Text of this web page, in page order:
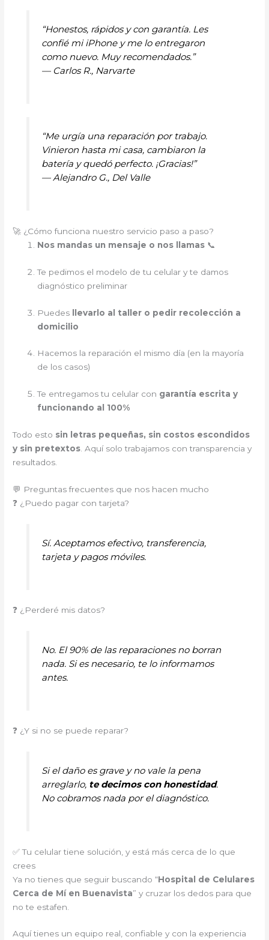
“Honestos, rápidos y con garantía. Les
confié mi iPhone y me lo entregaron
como nuevo. Muy recomendados.”
— Carlos R., Narvarte
“Me urgía una reparación por trabajo.
Vinieron hasta mi casa, cambiaron la
batería y quedó perfecto. ¡Gracias!”
—Alejandro G., Del Valle
🚀 ¿Cómo funciona nuestro servicio paso a paso?
Nos mandas un mensaje o nos llamas 📞
Te pedimos el modelo de tu celular y te damos
diagnóstico preliminar
Puedes llevarlo al taller o pedir recolección a
domicilio
Hacemos la reparación el mismo día (en la mayoría
de los casos)
Te entregamos tu celular con garantía escrita y
funcionando al 100%
Todo esto sin letras pequeñas, sin costos escondidos
y sin pretextos . Aquí solo trabajamos con transparencia y
resultados.
💬 Preguntas frecuentes que nos hacen mucho
❓ ¿Puedo pagar con tarjeta?
Sí. Aceptamos efectivo, transferencia,
tarjeta y pagos móviles.
❓ ¿Perderé mis datos?
No. El 90% de las reparaciones no borran
nada. Si es necesario, te lo informamos
antes.
❓ ¿Y si no se puede reparar?
Si el daño es grave y no vale la pena
arreglarlo, te decimos con honestidad.
No cobramos nada por el diagnóstico.
✅ Tu celular tiene solución, y está más cerca de lo que
crees
Ya no tienes que seguir buscando “Hospital de Celulares
Cerca de Mí en Buenavista” y cruzar los dedos para que
no te estafen.
Aquí tienes un equipo real, confiable y con la experiencia